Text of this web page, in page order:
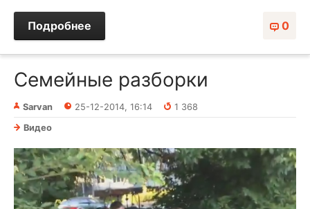
0
Подробнее
Семейные разборки
Sarvan 25-12-2014, 16:14
1 368
Видео